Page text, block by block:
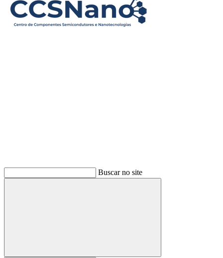
Buscar no site